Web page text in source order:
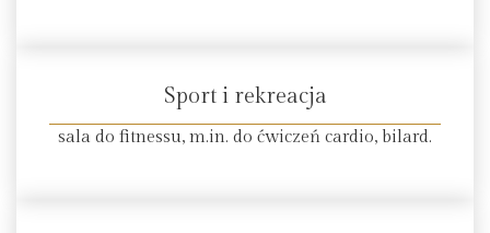
Sport i rekreacja
sala do fitnessu, m.in. do ćwiczeń cardio, bilard.